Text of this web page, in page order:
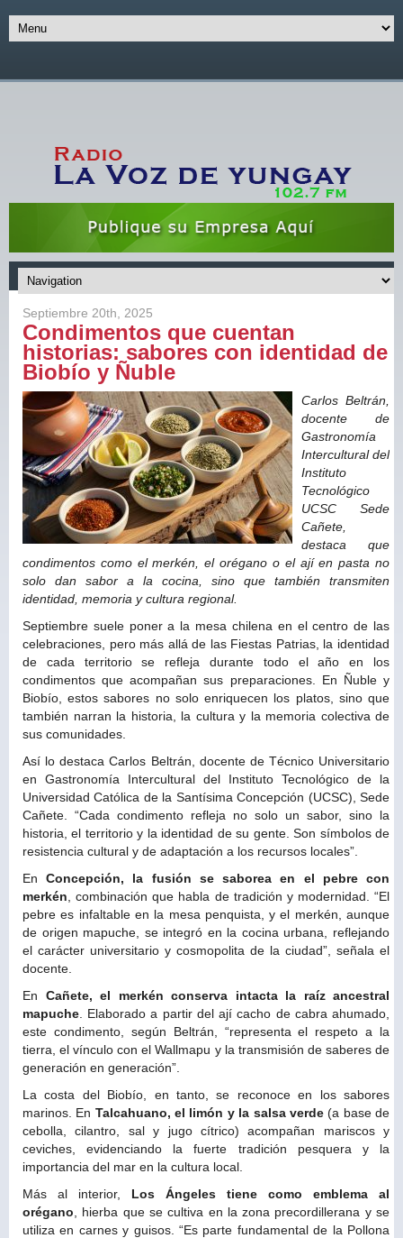
Septiembre 20th, 2025
Condimentos que cuentan
historias: sabores con identidad de
Biobío y Ñuble
Carlos Beltrán,
docente de
Gastronomía
Intercultural del
Instituto
Tecnológico
UCSC Sede
Cañete,
destaca que
condimentos como el merkén, el orégano o el ají en pasta no
solo dan sabor a la cocina, sino que también transmiten
identidad, memoria y cultura regional.
Septiembre suele poner a la mesa chilena en el centro de las
celebraciones, pero más allá de las Fiestas Patrias, la identidad
de cada territorio se refleja durante todo el año en los
condimentos que acompañan sus preparaciones. En Ñuble y
Biobío, estos sabores no solo enriquecen los platos, sino que
también narran la historia, la cultura y la memoria colectiva de
sus comunidades.
Así lo destaca Carlos Beltrán, docente de Técnico Universitario
en Gastronomía Intercultural del Instituto Tecnológico de la
Universidad Católica de la Santísima Concepción (UCSC), Sede
Cañete. “Cada condimento refleja no solo un sabor, sino la
historia, el territorio y la identidad de su gente. Son símbolos de
resistencia cultural y de adaptación a los recursos locales”.
EnConcepción, la fusión se saborea en el pebre con
merkén , combinación que habla de tradición y modernidad. “El
pebre es infaltable en la mesa penquista, y el merkén, aunque
de origen mapuche, se integró en la cocina urbana, reflejando
el carácter universitario y cosmopolita de la ciudad”, señala el
docente.
En Cañete, el merkén conserva intacta la raíz ancestral
mapuche . Elaborado a partir del ají cacho de cabra ahumado,
este condimento, según Beltrán, “representa el respeto a la
tierra, el vínculo con el Wallmapu y la transmisión de saberes de
generación en generación”.
La costa del Biobío, en tanto, se reconoce en los sabores
marinos. En Talcahuano, el limón y la salsa verde(a base de
cebolla, cilantro, sal y jugo cítrico) acompañan mariscos y
ceviches, evidenciando la fuerte tradición pesquera y la
importancia del mar en la cultura local.
Más al interior, Los Ángeles tiene como emblema al
orégano , hierba que se cultiva en la zona precordillerana y se
utiliza en carnes y guisos. “Es parte fundamental de la Pollona